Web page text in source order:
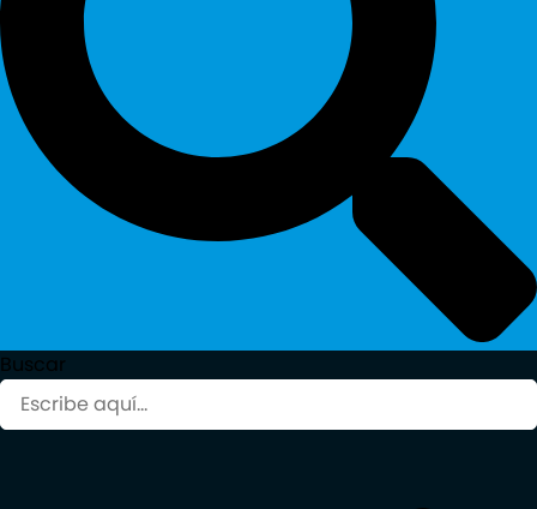
Buscar